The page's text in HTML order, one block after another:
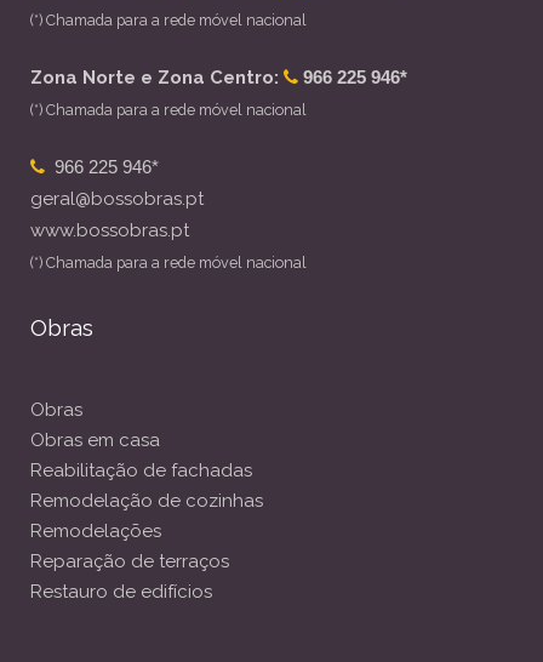
(*) Chamada para a rede móvel nacional
Zona Norte e Zona Centro: 966 225 946*
(*) Chamada para a rede móvel nacional
966 225 946*
geral@bossobras.pt
www.bossobras.pt
(*) Chamada para a rede móvel nacional
Obras
Obras
Obras em casa
Reabilitação de fachadas
Remodelação de cozinhas
Remodelações
Reparação de terraços
Restauro de edifícios